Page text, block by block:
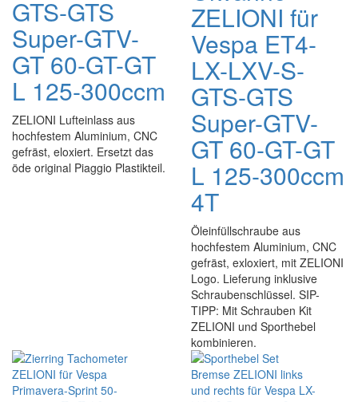
GTS-GTS
Super-GTV-
GT 60-GT-GT
L 125-300ccm
ZELIONI Lufteinlass aus
hochfestem Aluminium, CNC
gefräst, eloxiert. Ersetzt das
öde original Piaggio Plastikteil.
ZELIONI für
Vespa ET4-
LX-LXV-S-
GTS-GTS
Super-GTV-
GT 60-GT-GT
L 125-300ccm
4T
Öleinfüllschraube aus
hochfestem Aluminium, CNC
gefräst, exloxiert, mit ZELIONI
Logo. Lieferung inklusive
Schraubenschlüssel. SIP-
TIPP: Mit Schrauben Kit
ZELIONI und Sporthebel
kombinieren.